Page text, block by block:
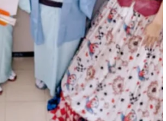
· 3 8月
た
歌山旅 白浜町・文殊堂」
れ様を言い合う
繋がりたい